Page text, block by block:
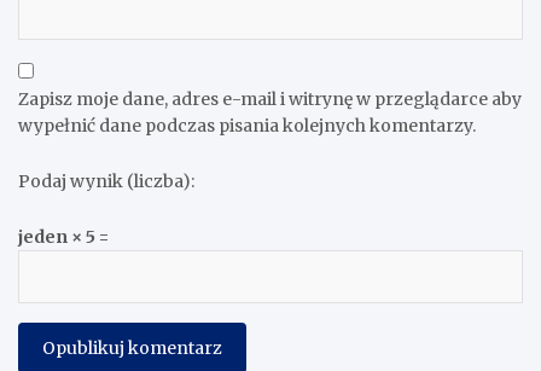
Zapisz moje dane, adres e-mail i witrynę w przeglądarce aby
wypełnić dane podczas pisania kolejnych komentarzy.
Podaj wynik (liczba):
jeden × 5 =